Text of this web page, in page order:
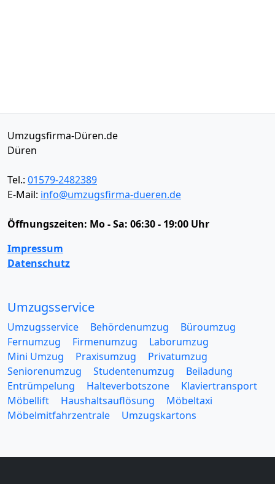
Umzugsfirma-Düren.de
Düren
Tel.: 01579-2482389
E-Mail: info@umzugsfirma-dueren.de
Öffnungszeiten: Mo - Sa: 06:30 - 19:00 Uhr
Impressum
Datenschutz
Umzugsservice
Umzugsservice Behördenumzug
Büroumzug
Fernumzug
Firmenumzug
Laborumzug
Mini Umzug
Praxisumzug
Privatumzug
Seniorenumzug
Studentenumzug
Beiladung
Entrümpelung
Halteverbotszone
Klaviertransport
Möbellift
Haushaltsauflösung
Möbeltaxi
Möbelmitfahrzentrale
Umzugskartons